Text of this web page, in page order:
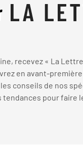
recevez « La
en avant-
conseils de nos
tendances pour faire